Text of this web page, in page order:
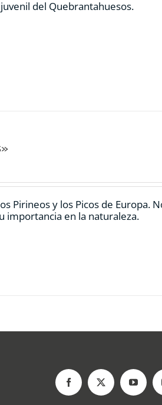
del Quebrantahuesos.
Pirineos y los Picos de Europa.
importancia en la naturaleza.